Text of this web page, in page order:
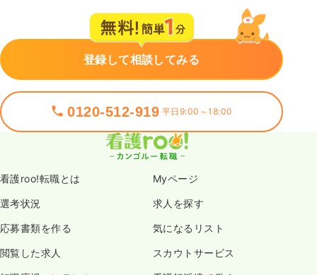
登録して相談してみる
0120-512-919 平日9:00～18:00
看護roo!転職とは Myページ
選考状況 求人を探す
応募書類を作る 気になるリスト
閲覧した求人 スカウトサービス